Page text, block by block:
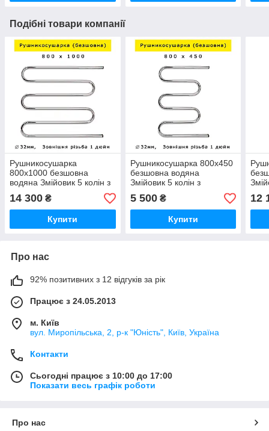
Подібні товари компанії
Рушникосушарка
800х1000 безшовна
водяна Змійовик 5 колін з
П'ятиколінка нержавіючої
сталі (без шва) гарантія
14 300 ₴
Купити
Рушникосушарка 800х450
безшовна водяна
Змійовик 5 колін з
П'ятиколінка нержавіючої
сталі (без шва) гарантія
5 500₴
Купити
12
Про нас
92% позитивних з 12 відгуків за рік
Працює з 24.05.2013
м. Київ
вул. Миропільська, 2, р-к "Юність", Київ, Україна
Контакти
Сьогодні працює з 10:00 до 17:00
Показати весь графік роботи
Про нас